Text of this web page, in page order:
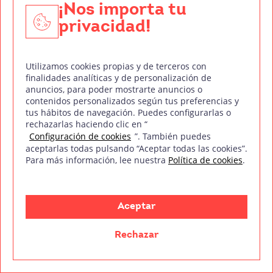
Si eres de los que se queda mirando la mesa de mezclas
en un concierto en lugar de al cantante,
Leer más
¡Nos importa tu
privacidad!
Utilizamos cookies propias y de terceros con
finalidades analíticas y de personalización de
anuncios, para poder mostrarte anuncios o
contenidos personalizados según tus preferencias y
tus hábitos de navegación. Puedes configurarlas o
rechazarlas haciendo clic en “
Configuración de cookies ”. También puedes
aceptarlas todas pulsando “Aceptar todas las cookies”.
Para más información, lee nuestra Política de cookies.
Aceptar
Rechazar